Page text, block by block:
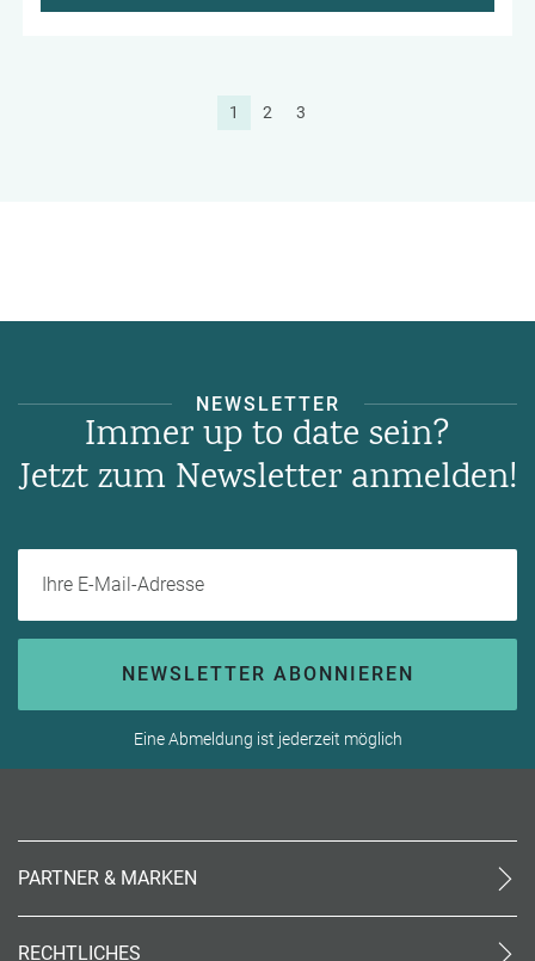
1 2 3
NEWSLETTER
Immer up to date sein?
Jetzt zum Newsletter anmelden!
NEWSLETTER ABONNIEREN
Eine Abmeldung ist jederzeit möglich
PARTNER & MARKEN
RECHTLICHES